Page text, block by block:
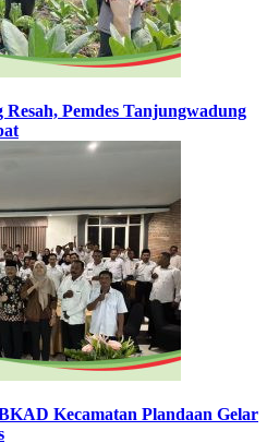
Pemdes Tanjungwadung
Kecamatan Plandaan Gelar